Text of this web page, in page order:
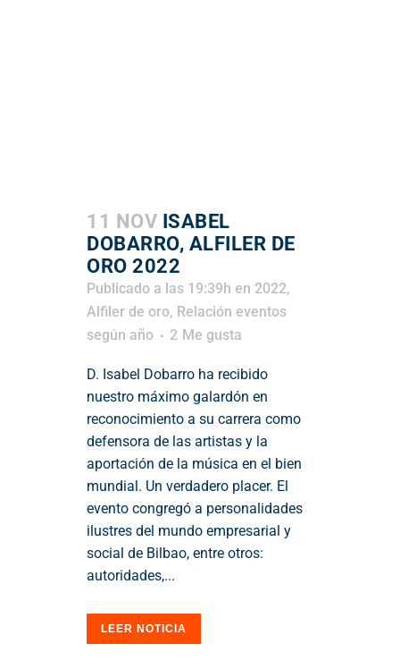
11 NOV ISABEL
DOBARRO, ALFILER DE
ORO 2022
Publicado a las 19:39h en 2022,
Alfiler de oro, Relación eventos
según año
2 Me gusta
D. Isabel Dobarro ha recibido
nuestro máximo galardón en
reconocimiento a su carrera como
defensora de las artistas y la
aportación de la música en el bien
mundial. Un verdadero placer. El
evento congregó a personalidades
ilustres del mundo empresarial y
social de Bilbao, entre otros:
autoridades,...
LEER NOTICIA